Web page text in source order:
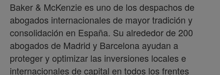
Baker & McKenzie es uno de los despachos de
abogados internacionales de mayor tradición y
consolidación en España. Su alrededor de 200
abogados de Madrid y Barcelona ayudan a
proteger y optimizar las inversiones locales e
internacionales de capital en todos los frentes